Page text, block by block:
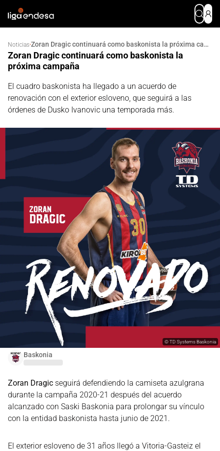
Noticias· Zoran Dragic continuará como baskonista la próxima campaña
Zoran Dragic continuará como baskonista la
próxima campaña
El cuadro baskonista ha llegado a un acuerdo de
renovación con el exterior esloveno, que seguirá a las
órdenes de Dusko Ivanovic una temporada más.
Baskonia
©TD Systems Baskonia
Zoran Dragic seguirá defendiendo la camiseta azulgrana
durante la campaña 2020-21 después del acuerdo
alcanzado con Saski Baskonia para prolongar su vínculo
con la entidad baskonista hasta junio de 2021.
El exterior esloveno de 31 años llegó a Vitoria-Gasteiz el